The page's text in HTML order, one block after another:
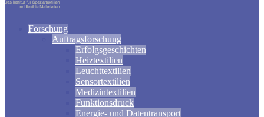
Forschung
Auftragsforschung
Erfolgsgeschichten
Heiztextilien
Leuchttextilien
Sensortextilien
Medizintextilien
Funktionsdruck
Energie- und Datentransport